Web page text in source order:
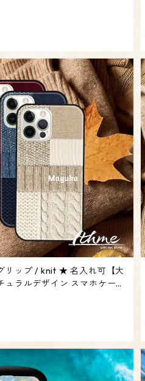
リップ / knit ★ 名入れ可【大
ュラルデザイン スマホケー
マット】